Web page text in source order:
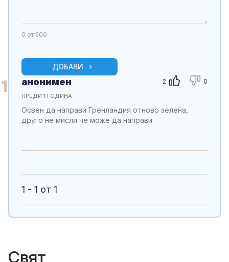
0 от 500
ДОБАВИ
1 2 0
анонимен
ПРЕДИ 1 ГОДИНА
Освен да направи Гренландия отново зелена,
друго не мисля че може да направи.
1 - 1 от 1
Свят